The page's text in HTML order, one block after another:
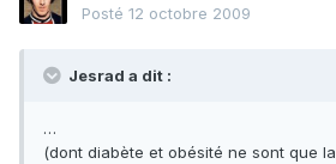
Posté 12 octobre 2009
Jesrad a dit :
…
(dont diabète et obésité ne sont que la